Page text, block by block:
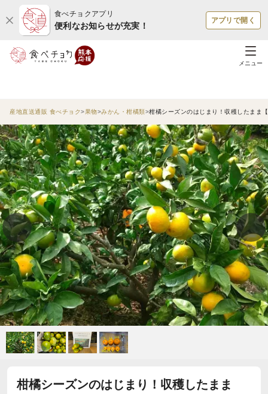
食べチョクアプリ
便利なお知らせが充実！
アプリで開く
メニュー
産地直送通販 食べチョク 果物 みかん・柑橘類 柑橘シーズンのはじまり！収穫したまま
柑橘シーズンのはじまり！収穫したまま